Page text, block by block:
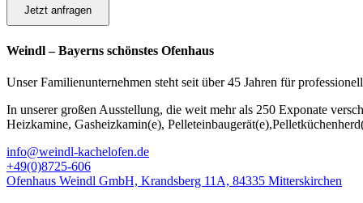
Jetzt anfragen
Weindl – Bayerns schönstes Ofenhaus
Unser Familienunternehmen steht seit über 45 Jahren für
In unserer großen Ausstellung, die weit mehr als 250 Exponate
Heizkamine, Gasheizkamin(e),
info@weindl-kachelofen.de
+49(0)8725-606
Ofenhaus Weindl GmbH, Krandsberg 11A, 84335 Mitterskirchen